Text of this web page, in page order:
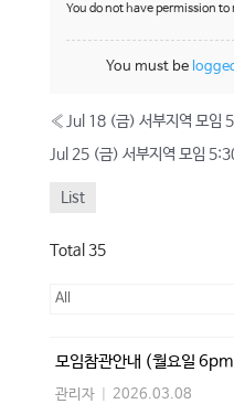
You do not have permission
You must be
« Jul 18 (금) 서부지역 모임
Jul 25 (금) 서부지역 모임
List
Total 35
모임참관안내 (월요일
관리자 2026.03.08